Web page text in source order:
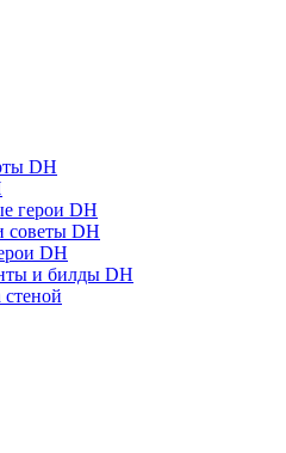
DH
герои DH
советы DH
DH
и билды DH